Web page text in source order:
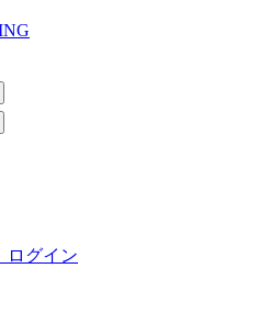
ログイン